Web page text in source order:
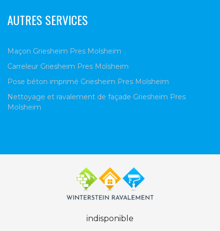
AUTRES SERVICES
Maçon Griesheim Pres Molsheim
Carreleur Griesheim Pres Molsheim
Pose béton imprimé Griesheim Pres Molsheim
Nettoyage et ravalement de façade Griesheim Pres
Molsheim
indisponible